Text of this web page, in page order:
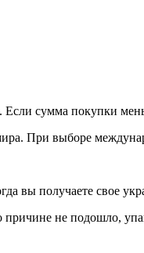
сумма покупки
При выборе
вы получаете свое
не подошло,